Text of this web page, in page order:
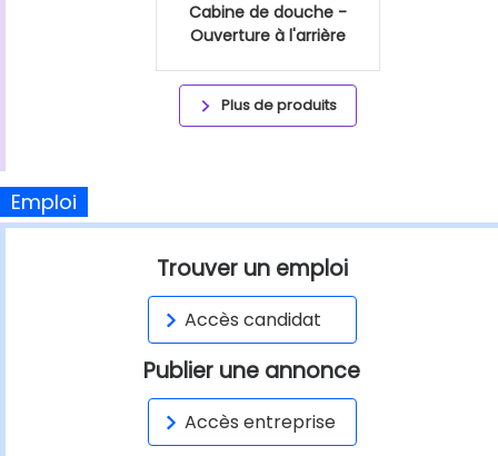
Cabine de douche -
Ouverture à l'arrière
Plus de produits
Emploi
Trouver un emploi
Accès candidat
Publier une annonce
Accès entreprise